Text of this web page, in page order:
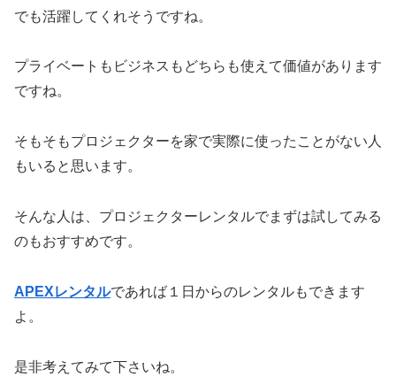
でも活躍してくれそうですね。
プライベートもビジネスもどちらも使えて価値があります
ですね。
そもそもプロジェクターを家で実際に使ったことがない人
もいると思います。
そんな人は、プロジェクターレンタルでまずは試してみる
のもおすすめです。
APEXレンタルであれば１日からのレンタルもできます
よ。
是非考えてみて下さいね。